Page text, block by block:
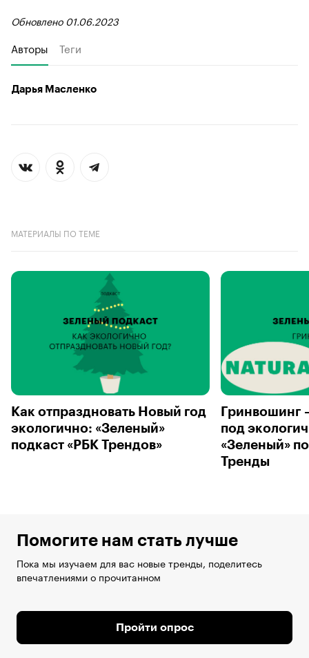
Обновлено 01.06.2023
Авторы Теги
Дарья Масленко
МАТЕРИАЛЫ ПО ТЕМЕ
Как отпраздновать Новый год
экологично: «Зеленый»
подкаст «РБК Трендов»
Гринвошинг
под
«Зеленый»
Тренды
Помогите нам стать лучше
Пока мы изучаем для вас новые тренды, поделитесь
впечатлениями о прочитанном
Пройти опрос